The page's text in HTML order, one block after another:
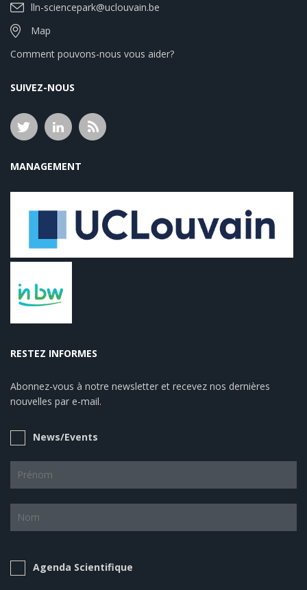
lln-sciencepark@uclouvain.be
Map
Comment pouvons-nous vous aider?
SUIVEZ-NOUS
MANAGEMENT
RESTEZ INFORMES
Abonnez-vous à notre newsletter et recevez nos dernières
nouvelles par e-mail.
News/Events
Agenda Scientifique